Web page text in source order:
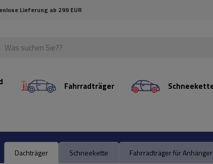
Lieferung ab 299 EUR
Fahrradträger
Dachträger Schneekette Fahrradträger für